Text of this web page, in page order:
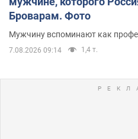
Броварам. Фото
Мужчину вспоминают как
7.08.2026 09:14 1,4 т.